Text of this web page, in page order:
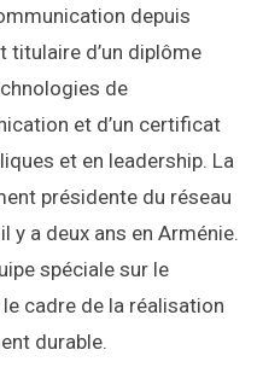
depuis
titulaire d’un diplôme
de
et d’un certificat
et en leadership. La
présidente du réseau
y a deux ans en Arménie.
spéciale sur le
cadre de la réalisation
durable.